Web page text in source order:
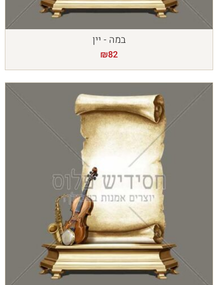
במה - יין
₪82